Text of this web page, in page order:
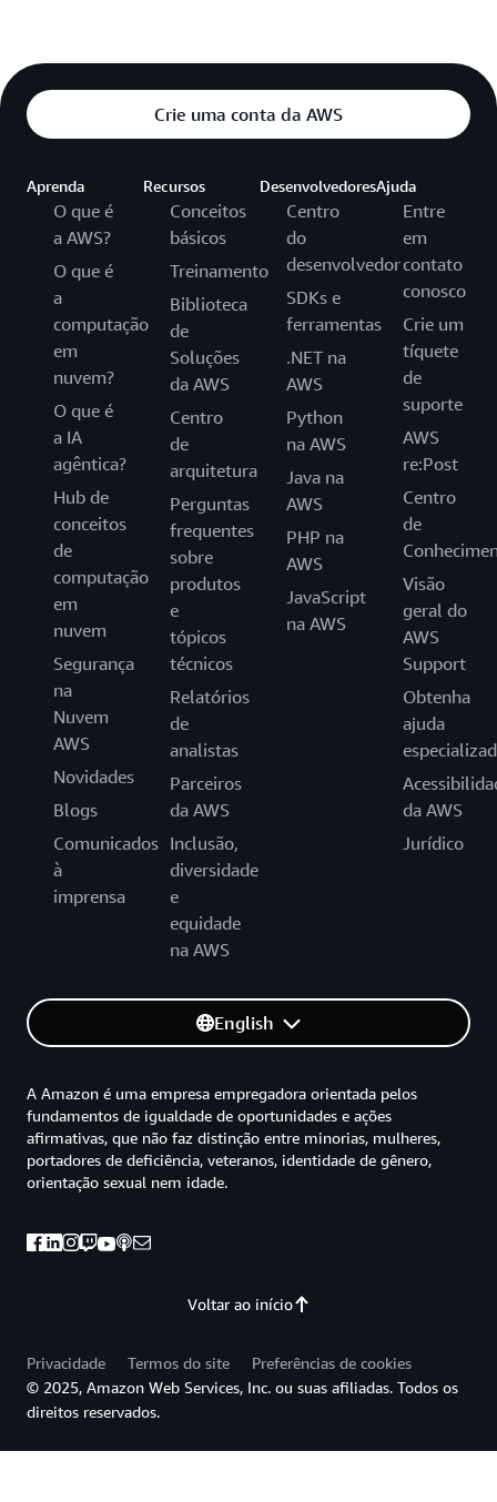
Crie uma conta da AWS
Aprenda
O que é
a AWS?
O que é
a
computação
em
nuvem?
O que é
a IA
agêntica?
Hub de
conceitos
de
computação
em
nuvem
Segurança
na
Nuvem
AWS
Novidades
Blogs
Comunicados
à
imprensa
Recursos
Conceitos
básicos
Treinamento
Biblioteca
de
Soluções
da AWS
Centro
de
arquitetura
Perguntas
frequentes
sobre
produtos
e
tópicos
técnicos
Relatórios
de
analistas
Parceiros
da AWS
Inclusão,
diversidade
e
equidade
na AWS
Desenvolvedores
Centro
do
desenvolvedor
SDKs e
ferramentas
.NET na
AWS
Python
na AWS
Java na
AWS
PHP na
AWS
JavaScript
na AWS
Ajuda
Entre
em
contato
conosco
Crie um
tíquete
de
suporte
AWS
re:Post
Centro
de
Visão
geral do
AWS
Support
Obtenha
ajuda
da AWS
Jurídico
English
Voltar ao início
A Amazon é uma empresa empregadora orientada pelos
fundamentos de igualdade de oportunidades e ações
afirmativas, que não faz distinção entre minorias, mulheres,
portadores de deficiência, veteranos, identidade de gênero,
orientação sexual nem idade.
Privacidade Termos do site
Preferências de cookies
© 2025, Amazon Web Services, Inc. ou suas afiliadas. Todos os
direitos reservados.